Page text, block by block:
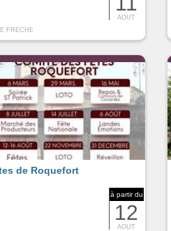
AOUT
FRECHE
à partir du
12
AOUT
de Roquefort